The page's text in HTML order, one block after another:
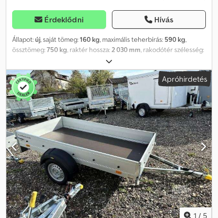
forgalomba helyezéshez szükséges okmánnyal együtt.
Érdeklődni Hívás
Állapot:új, saját tömeg:160 kg, maximális teherbírás: 590 kg,
össztömeg:750 kg , raktér hossza: 2 030 mm , rakodótér szélesség:
550 mm
szín:egyéb, építési magasság:106 mm, munkaszélesség:1 590
mm, Gyártó: Brenderup Típus: Brenderup 1205S XL 1205SXLUB750
Alacsony platós, acélfelépítésű utánfutó. Megengedett
össztömeg: 750 kg Teherbírás: 590 kg Saját tömeg: 160 kg Raktere
mérete: 2030 x 1160 x 550 mm Gumiabroncsok: 145/80 R13 75N
Rakmagasság: 510 mm Ár, mely tartalmazza a forgalmi engedélyt
(az II. rész és a COC dokumentumok). Nagy számban rendelkezünk
a következő gyártók utánfutóival: Brenderup, Humbaur, Hapert,
Unsinn és Neptun. Kérésre ingyenesen kiállítunk átmeneti
forgalmi engedélyt. Minden gyártó utánfutóját javítjuk. További
tartozékok kérésre. A műszaki változtatások, az árváltoztatások és
a nyomdai hibák jogát fenntartjuk. A nyomdai hibákra és a
tévedésekre nem vállalunk felelősséget. Gumirugós tengely,
egyedi felfüggesztésű kerekek, tűzihorganyzott, féktelen,
garanciával. Könnyen használható záróelemek, a ponyvafülek
Apróhirdetés
1 / 5